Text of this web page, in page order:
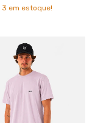
3 em estoque!